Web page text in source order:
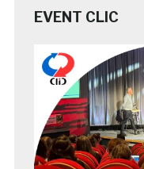
EVENT CLIC